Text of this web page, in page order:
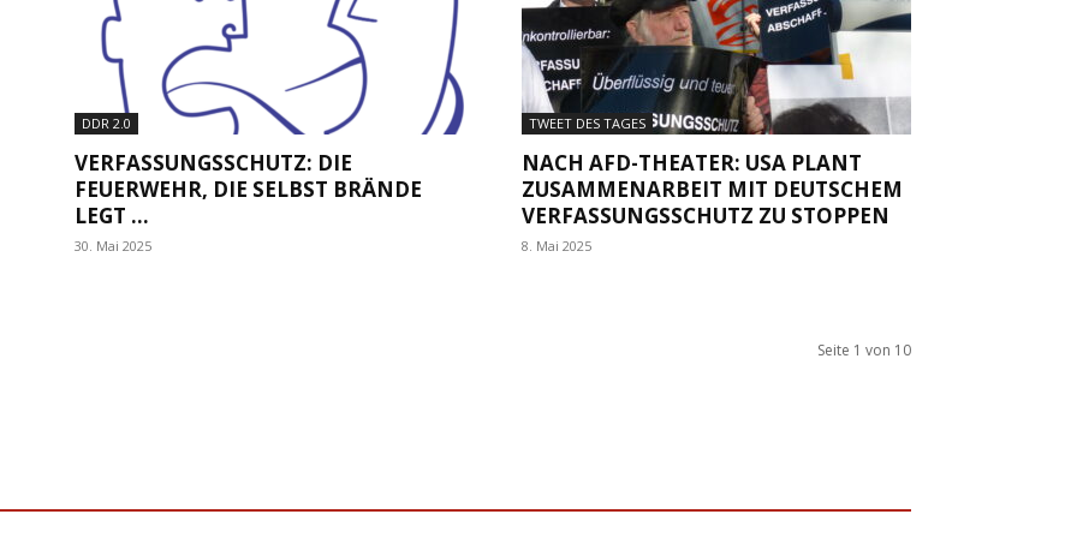
DDR 2.0
VERFASSUNGSSCHUTZ: DIE
FEUERWEHR, DIE SELBST BRÄNDE
LEGT …
30. Mai 2025
TWEET DES TAGES
NACH AFD-THEATER: USA PLANT
ZUSAMMENARBEIT MIT DEUTSCHEM
VERFASSUNGSSCHUTZ ZU STOPPEN
8. Mai 2025
Seite 1 von 10